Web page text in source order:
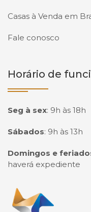
Casas à Venda em
Fale conosco
Horário de
Seg à sex: 9h às 18h
Sábados: 9h às 13h
Domingos e
haverá expediente
Página inicial